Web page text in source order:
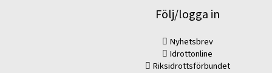
Följ/logga in
Nyhetsbrev
Idrottonline
Riksidrottsförbundet